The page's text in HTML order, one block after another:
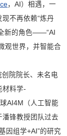
，AI）相遇，一
不再依赖“炼丹
新的角色——“AI
观世界，并智能合
院院长、未名电
材料学-
AI4M（人工智能
锋教授团队过去
因组学+AI”的研究